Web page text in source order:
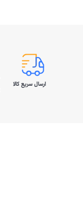
ارسال سریع کالا